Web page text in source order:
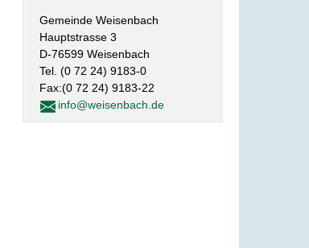
Gemeinde Weisenbach
Hauptstrasse 3
D-76599 Weisenbach
Tel. (0 72 24) 9183-0
Fax:(0 72 24) 9183-22
info@weisenbach.de